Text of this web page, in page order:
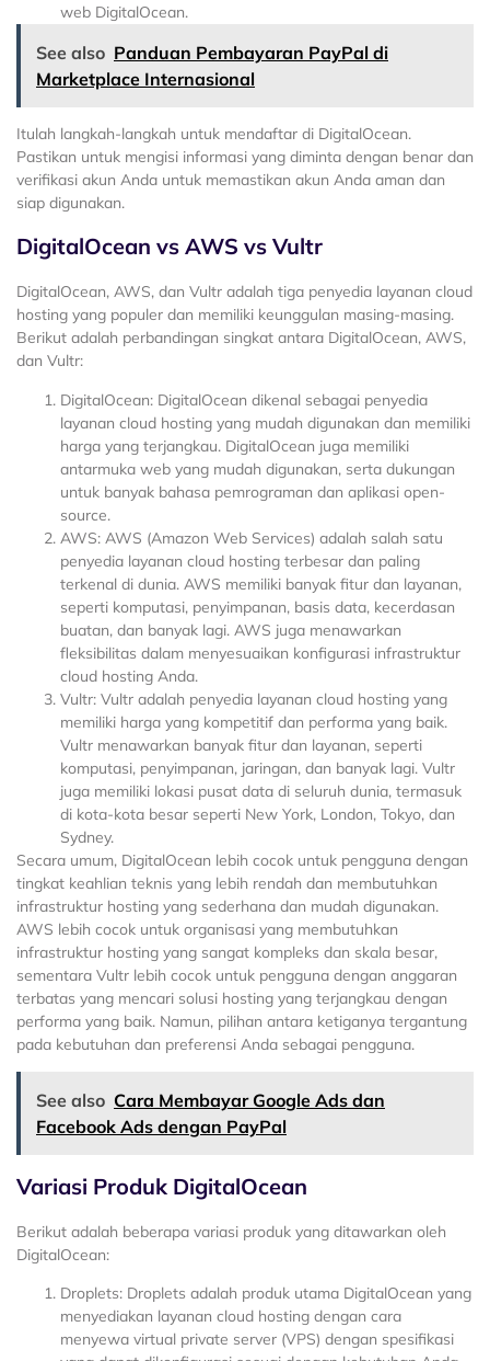
web DigitalOcean.
See also Panduan Pembayaran PayPal di
Marketplace Internasional
Itulah langkah-langkah untuk mendaftar di DigitalOcean.
Pastikan untuk mengisi informasi yang diminta dengan benar dan
verifikasi akun Anda untuk memastikan akun Anda aman dan
siap digunakan.
DigitalOcean vs AWS vs Vultr
DigitalOcean, AWS, dan Vultr adalah tiga penyedia layanan cloud
hosting yang populer dan memiliki keunggulan masing-masing.
Berikut adalah perbandingan singkat antara DigitalOcean, AWS,
dan Vultr:
DigitalOcean: DigitalOcean dikenal sebagai penyedia
layanan cloud hosting yang mudah digunakan dan memiliki
harga yang terjangkau. DigitalOcean juga memiliki
antarmuka web yang mudah digunakan, serta dukungan
untuk banyak bahasa pemrograman dan aplikasi open-
source.
AWS: AWS (Amazon Web Services) adalah salah satu
penyedia layanan cloud hosting terbesar dan paling
terkenal di dunia. AWS memiliki banyak fitur dan layanan,
seperti komputasi, penyimpanan, basis data, kecerdasan
buatan, dan banyak lagi. AWS juga menawarkan
fleksibilitas dalam menyesuaikan konfigurasi infrastruktur
cloud hosting Anda.
Vultr: Vultr adalah penyedia layanan cloud hosting yang
memiliki harga yang kompetitif dan performa yang baik.
Vultr menawarkan banyak fitur dan layanan, seperti
komputasi, penyimpanan, jaringan, dan banyak lagi. Vultr
juga memiliki lokasi pusat data di seluruh dunia, termasuk
di kota-kota besar seperti New York, London, Tokyo, dan
Sydney.
Secara umum, DigitalOcean lebih cocok untuk pengguna dengan
tingkat keahlian teknis yang lebih rendah dan membutuhkan
infrastruktur hosting yang sederhana dan mudah digunakan.
AWS lebih cocok untuk organisasi yang membutuhkan
infrastruktur hosting yang sangat kompleks dan skala besar,
sementara Vultr lebih cocok untuk pengguna dengan anggaran
terbatas yang mencari solusi hosting yang terjangkau dengan
performa yang baik. Namun, pilihan antara ketiganya tergantung
pada kebutuhan dan preferensi Anda sebagai pengguna.
See also Cara Membayar Google Ads dan
Facebook Ads dengan PayPal
Variasi Produk DigitalOcean
Berikut adalah beberapa variasi produk yang ditawarkan oleh
DigitalOcean:
Droplets: Droplets adalah produk utama DigitalOcean yang
menyediakan layanan cloud hosting dengan cara
menyewa virtual private server (VPS) dengan spesifikasi